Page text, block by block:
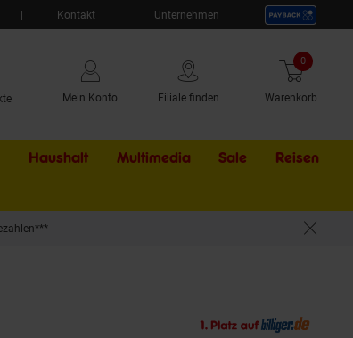
Kontakt Unternehmen
Mein Konto Filiale finden Warenkorb
0 Artikel
Haushalt Multimedia Sale Externer
Reisen